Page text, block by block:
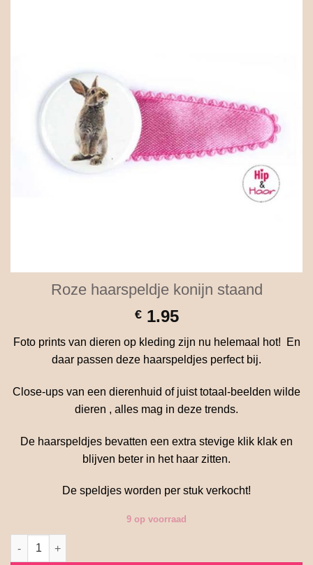
Roze haarspeldje konijn staand
€1.95
Foto prints van dieren op kleding zijn nu helemaal hot! En
daar passen deze haarspeldjes perfect bij.
Close-ups van een dierenhuid of juist totaal-beelden wilde
dieren , alles mag in deze trends.
De haarspeldjes bevatten een extra stevige klik klak en
blijven beter in het haar zitten.
De speldjes worden per stuk verkocht!
9 op voorraad
Roze haarspeldje konijn staand aantal